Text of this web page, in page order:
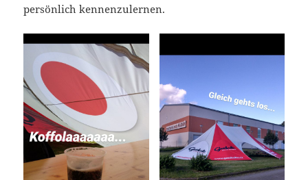
persönlich kennenzulernen.